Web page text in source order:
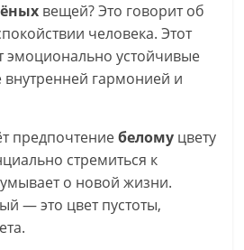
вещей? Это говорит об
человека. Этот
эмоционально устойчивые
гармонией и
предпочтениебелому цвету
стремиться к
о новой жизни.
— это цвет пустоты,